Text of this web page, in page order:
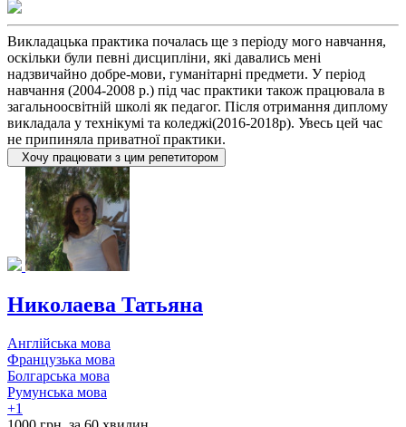
Викладацька практика почалась ще з періоду мого навчання,
оскільки були певні дисципліни, які давались мені
надзвичайно добре-мови, гуманітарні предмети. У період
навчання (2004-2008 р.) під час практики також працювала в
загальноосвітній школі як педагог. Після отримання диплому
викладала у технікумі та коледжі(2016-2018р). Увесь цей час
не припиняла приватної практики.
Хочу працювати з цим репетитором
Николаева Татьяна
Англійська мова
Французька мова
Болгарська мова
Румунська мова
+1